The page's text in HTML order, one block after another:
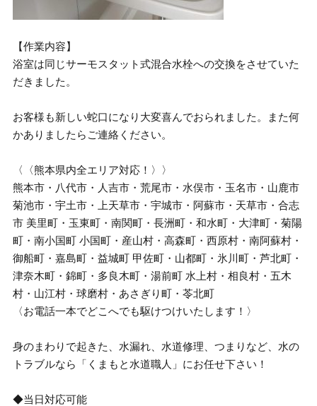
【作業内容】
浴室は同じサーモスタット式混合水栓への交換をさせていた
だきました。
お客様も新しい蛇口になり大変喜んでおられました。また何
かありましたらご連絡ください。
〈〈熊本県内全エリア対応！〉〉
熊本市・八代市・人吉市・荒尾市・水俣市・玉名市・山鹿市
菊池市・宇土市・上天草市・宇城市・阿蘇市・天草市・合志
市 美里町・玉東町・南関町・長洲町・和水町・大津町・菊陽
町・南小国町 小国町・産山村・高森町・西原村・南阿蘇村・
御船町・嘉島町・益城町 甲佐町・山都町・氷川町・芦北町・
津奈木町・錦町・多良木町・湯前町 水上村・相良村・五木
村・山江村・球磨村・あさぎり町・苓北町
〈お電話一本でどこへでも駆けつけいたします！〉
身のまわりで起きた、水漏れ、水道修理、つまりなど、水の
トラブルなら「くまもと水道職人」にお任せ下さい！
◆当日対応可能